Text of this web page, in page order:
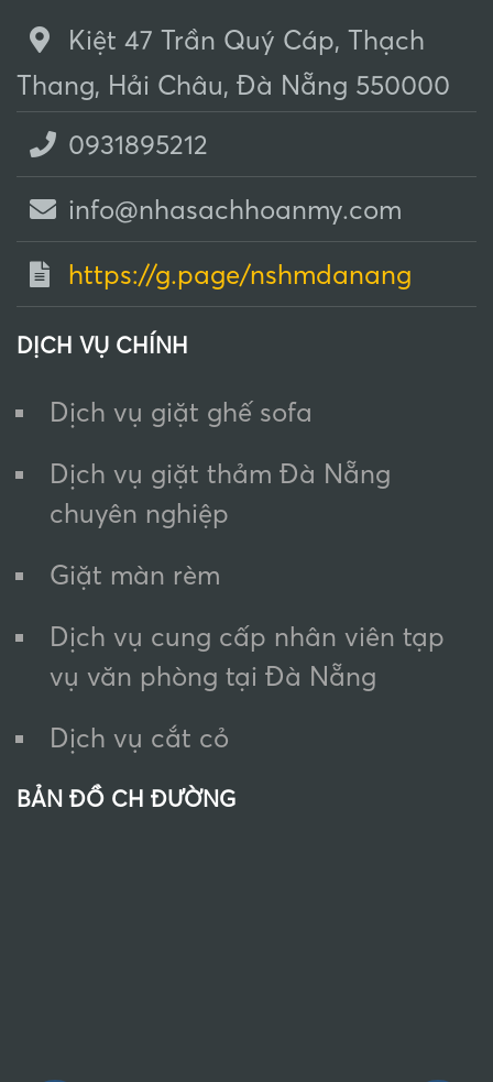
Kiệt 47 Trần Quý Cáp, Thạch
Thang, Hải Châu, Đà Nẵng 550000
0931895212
info@nhasachhoanmy.com
https://g.page/nshmdanang
DỊCH VỤ CHÍNH
Dịch vụ giặt ghế sofa
Dịch vụ giặt thảm Đà Nẵng
chuyên nghiệp
Giặt màn rèm
Dịch vụ cung cấp nhân viên tạp
vụ văn phòng tại Đà Nẵng
Dịch vụ cắt cỏ
BẢN ĐỒ CH ĐƯỜNG